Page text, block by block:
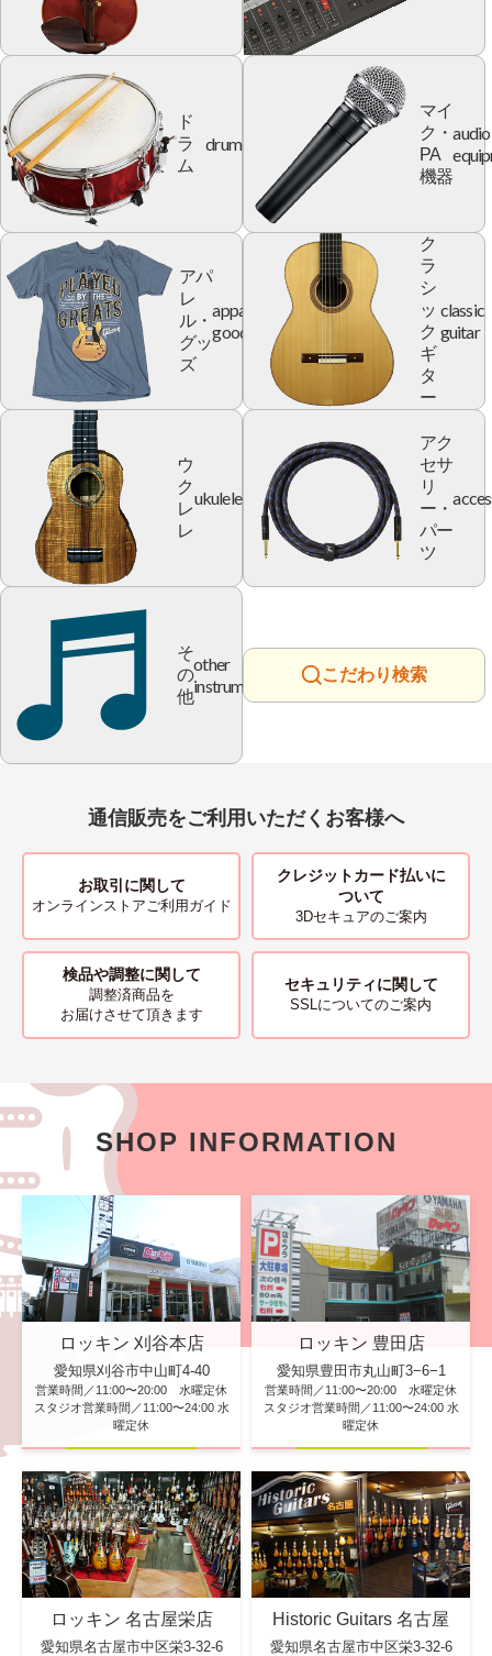
ド
ラ
ム
drum
マイ
ク・
PA
機器
audio
アパ
レ
ル・
グッ
ズ
apparel
goods
ク
ラ
シ
ッ
ク
ギ
タ
ー
classic
guitar
ウ
ク
レ
レ
ukulele
アク
セサ
リ
ー・
パー
ツ
そ
の
他
other
instrument
こだわり検索
通信販売をご利用いただくお客様へ
お取引に関して
オンラインストアご利用ガイド
クレジットカード払いに
ついて
3Dセキュアのご案内
検品や調整に関して
調整済商品を
お届けさせて頂きます
セキュリティに関して
SSLについてのご案内
SHOP INFORMATION
ロッキン 刈谷本店
愛知県刈谷市中山町4-40
営業時間／11:00〜20:00 水曜定休
スタジオ営業時間／11:00〜24:00 水
曜定休
ロッキン 豊田店
愛知県豊田市丸山町3−6−1
営業時間／11:00〜20:00 水曜定休
スタジオ営業時間／11:00〜24:00 水
曜定休
ロッキン 名古屋栄店
愛知県名古屋市中区栄3-32-6
Historic Guitars 名古屋
愛知県名古屋市中区栄3-32-6